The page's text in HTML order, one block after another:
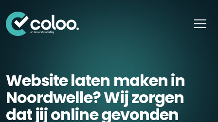
Website laten maken in
Noordwelle? Wij zorgen
dat jij online gevonden